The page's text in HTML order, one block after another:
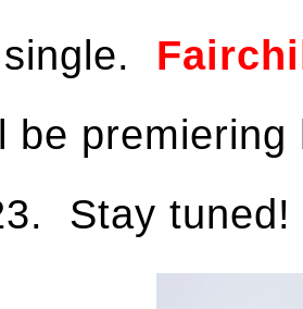
be
Stay tuned!